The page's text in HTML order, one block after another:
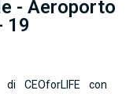
- Aeroporto
19
CEOforLIFE con